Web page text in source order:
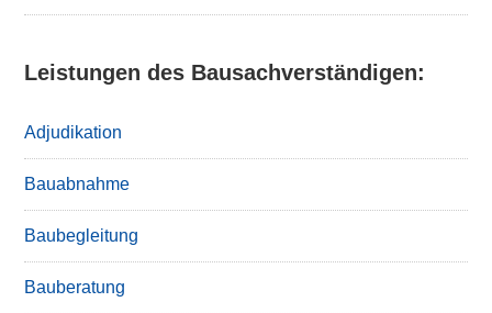
Leistungen des Bausachverständigen:
Adjudikation
Bauabnahme
Baubegleitung
Bauberatung